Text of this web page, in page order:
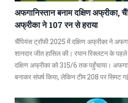
अफगानिस्तान बनाम दक्षिण अफ्रीका,
अफ्रीका ने 107 रन से हराया
चैंपियंस ट्रॉफी 2025 में दक्षिण अफ्रीका ने
शानदार जीत हासिल की। रयान रिक्लटन के
दक्षिण अफ्रीका को 315/6 तक पहुँचाया।
बनाकर संघर्ष किया, लेकिन टीम 208 पर सिमट